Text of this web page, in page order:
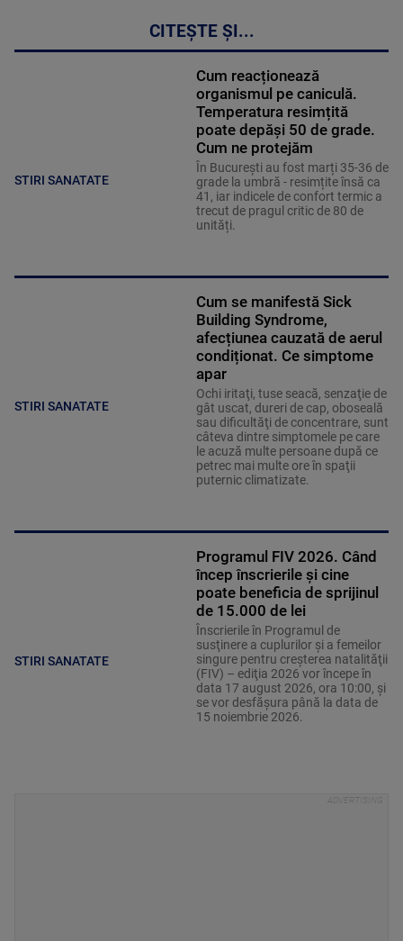
CITEȘTE ȘI...
STIRI SANATATE
Cum reacționează
organismul pe caniculă.
Temperatura resimțită
poate depăși 50 de grade.
Cum ne protejăm
În București au fost marți 35-36 de
grade la umbră - resimțite însă ca
41, iar indicele de confort termic a
trecut de pragul critic de 80 de
unități.
STIRI SANATATE
Cum se manifestă Sick
Building Syndrome,
afecțiunea cauzată de aerul
condiționat. Ce simptome
apar
Ochi iritaţi, tuse seacă, senzaţie de
gât uscat, dureri de cap, oboseală
sau dificultăţi de concentrare, sunt
câteva dintre simptomele pe care
le acuză multe persoane după ce
petrec mai multe ore în spaţii
puternic climatizate.
STIRI SANATATE
Programul FIV 2026. Când
încep înscrierile și cine
poate beneficia de sprijinul
de 15.000 de lei
Înscrierile în Programul de
susţinere a cuplurilor şi a femeilor
singure pentru creşterea natalităţii
(FIV) – ediţia 2026 vor începe în
data 17 august 2026, ora 10:00, şi
se vor desfăşura până la data de
15 noiembrie 2026.